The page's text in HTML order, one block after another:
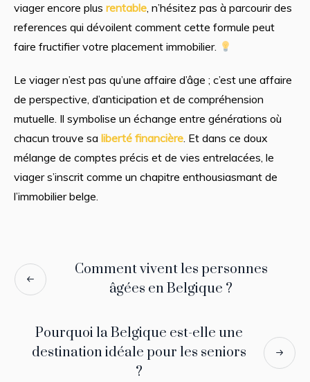
viager encore plus rentable, n’hésitez pas à parcourir des
references qui dévoilent comment cette formule peut
faire fructifier votre placement immobilier.
Le viager n’est pas qu’une affaire d’âge ; c’est une affaire
de perspective, d’anticipation et de compréhension
mutuelle. Il symbolise un échange entre générations où
chacun trouve sa liberté financière. Et dans ce doux
mélange de comptes précis et de vies entrelacées, le
viager s’inscrit comme un chapitre enthousiasmant de
l’immobilier belge.
Comment vivent les personnes
âgées en Belgique ?
Pourquoi la Belgique est-elle une
destination idéale pour les seniors
?